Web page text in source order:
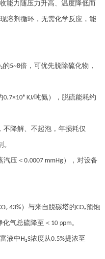
能力随压力升高、温度降低而
溶剂循环，无需化学反应，能
的5~8倍，可优先脱除硫化物，
0.7×10⁶ KJ/吨氨），脱硫能耗约
降解、不起泡，年损耗仅
汽压＜0.0007 mmHg），对设备
43%）与来自脱碳塔的CO₂预饱
化气总硫降至＜ 10 ppm。
富液中H₂S浓度从0.5%提浓至